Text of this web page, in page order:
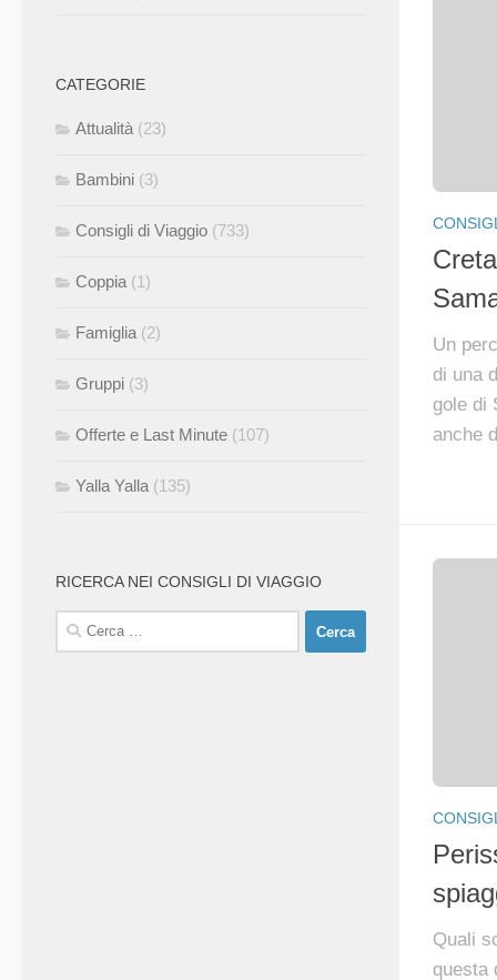
Un
di una
gole di
anche
Quali
questa
CATEGORIE
Attualità (23)
Bambini (3)
Consigli di Viaggio (733)
Coppia (1)
Famiglia (2)
Gruppi (3)
Offerte e Last Minute (107)
Yalla Yalla (135)
RICERCA NEI CONSIGLI DI VIAGGIO
Ricerca
per: